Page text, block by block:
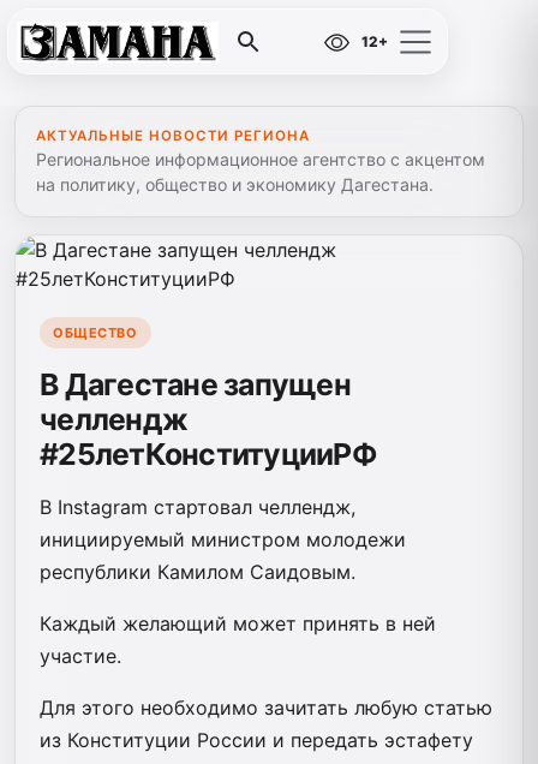
12+
АКТУАЛЬНЫЕ НОВОСТИ РЕГИОНА
Региональное информационное агентство с акцентом
на политику, общество и экономику Дагестана.
ОБЩЕСТВО
В Дагестане запущен
челлендж
#25летКонституцииРФ
В Instagram стартовал челлендж,
инициируемый министром молодежи
республики Камилом Саидовым.
Каждый желающий может принять в ней
участие.
Для этого необходимо зачитать любую статью
из Конституции России и передать эстафету